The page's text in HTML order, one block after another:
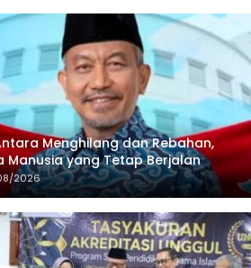
Menghilang dan Rebahan,
Manusia yang Tetap Berjalan
2026